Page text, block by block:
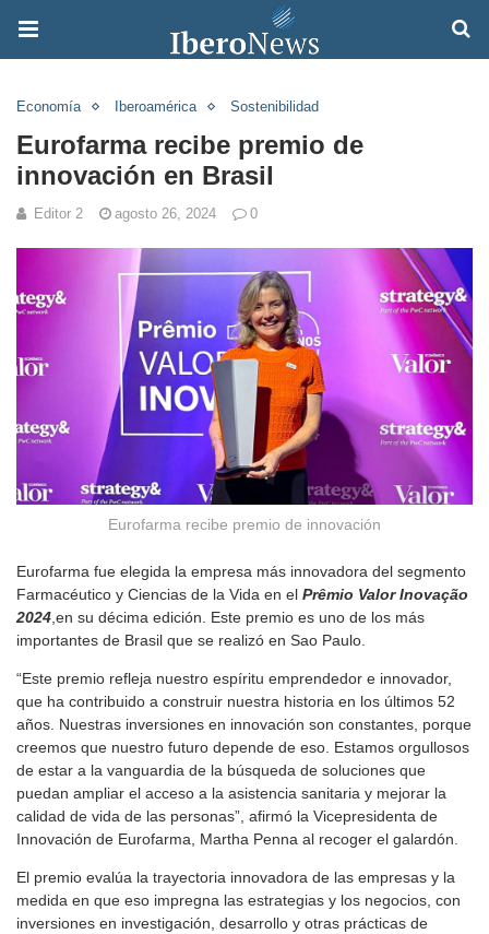
Economía Iberoamérica Sostenibilidad
Eurofarma recibe premio de
innovación en Brasil
Editor 2 agosto 26, 2024 0
Eurofarma recibe premio de innovación
Eurofarma fue elegida la empresa más innovadora del segmento
Farmacéutico y Ciencias de la Vida en el Prêmio Valor Inovação
2024,en su décima edición. Este premio es uno de los más
importantes de Brasil que se realizó en Sao Paulo.
“Este premio refleja nuestro espíritu emprendedor e innovador,
que ha contribuido a construir nuestra historia en los últimos 52
años. Nuestras inversiones en innovación son constantes, porque
creemos que nuestro futuro depende de eso. Estamos orgullosos
de estar a la vanguardia de la búsqueda de soluciones que
puedan ampliar el acceso a la asistencia sanitaria y mejorar la
calidad de vida de las personas”, afirmó la Vicepresidenta de
Innovación de Eurofarma, Martha Penna al recoger el galardón.
El premio evalúa la trayectoria innovadora de las empresas y la
medida en que eso impregna las estrategias y los negocios, con
inversiones en investigación, desarrollo y otras prácticas de